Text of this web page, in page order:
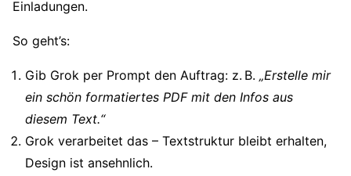
Einladungen.
So geht’s:
Gib Grok per Prompt den Auftrag: z. B. „Erstelle mir
ein schön formatiertes PDF mit den Infos aus
diesem Text.“
Grok verarbeitet das – Textstruktur bleibt erhalten,
Design ist ansehnlich.